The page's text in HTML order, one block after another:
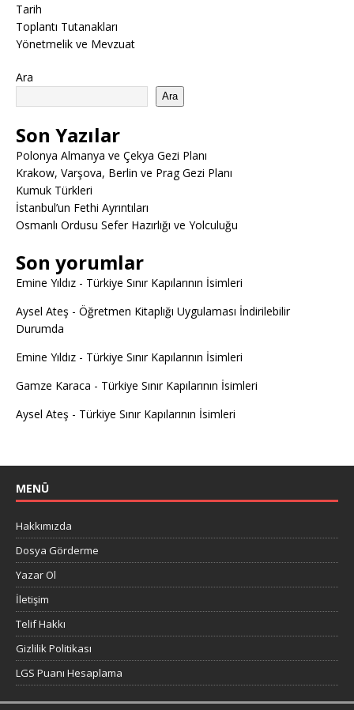
Tarih
Toplantı Tutanakları
Yönetmelik ve Mevzuat
Ara
Ara
Son Yazılar
Polonya Almanya ve Çekya Gezi Planı
Krakow, Varşova, Berlin ve Prag Gezi Planı
Kumuk Türkleri
İstanbul’un Fethi Ayrıntıları
Osmanlı Ordusu Sefer Hazırlığı ve Yolculuğu
Son yorumlar
Emine Yıldız - Türkiye Sınır Kapılarının İsimleri
Aysel Ateş - Öğretmen Kitaplığı Uygulaması İndirilebilir
Durumda
Emine Yıldız - Türkiye Sınır Kapılarının İsimleri
Gamze Karaca - Türkiye Sınır Kapılarının İsimleri
Aysel Ateş - Türkiye Sınır Kapılarının İsimleri
MENÜ
Hakkımızda
Dosya Görderme
Yazar Ol
İletişim
Telif Hakkı
Gizlilik Politikası
LGS Puanı Hesaplama